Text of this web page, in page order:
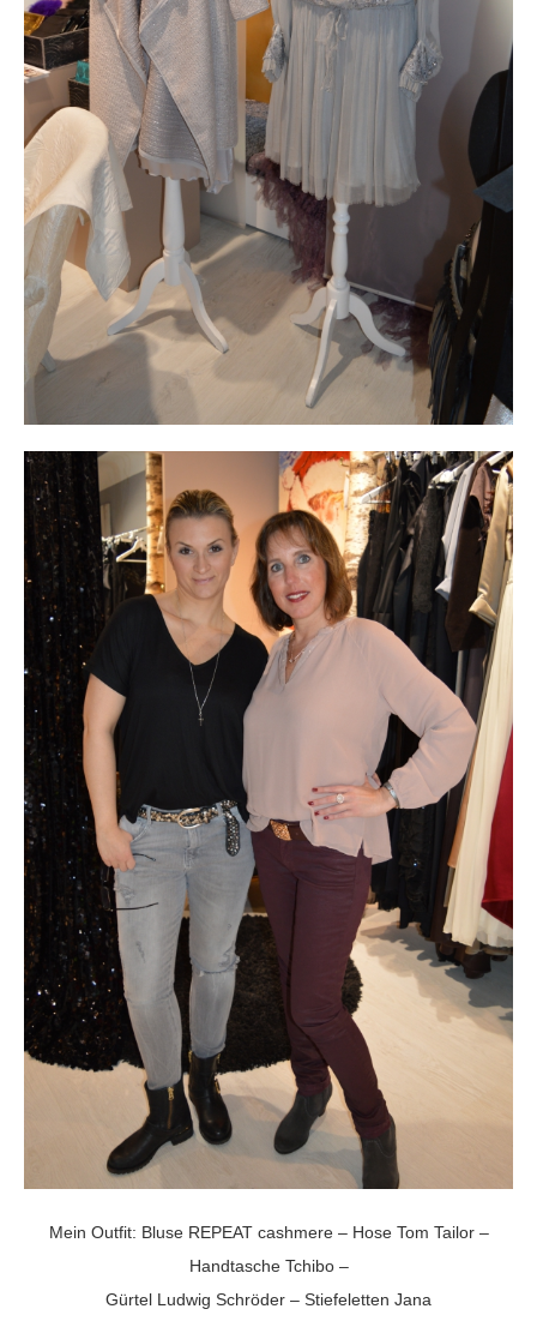
Mein Outfit: Bluse REPEAT cashmere – Hose Tom Tailor –
Handtasche Tchibo –
Gürtel Ludwig Schröder – Stiefeletten Jana